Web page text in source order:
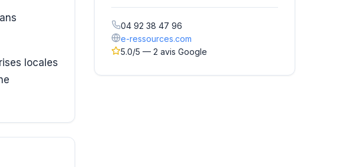
locales
04 92 38 47 96
e-ressources.com
5.0/5 — 2 avis Google